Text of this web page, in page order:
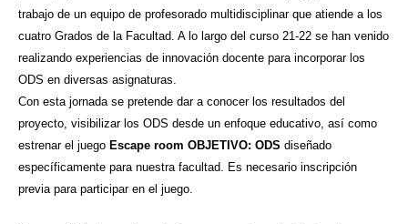
trabajo de un equipo de profesorado multidisciplinar que atiende a los
cuatro Grados de la Facultad. A lo largo del curso 21-22 se han venido
realizando experiencias de innovación docente para incorporar los
ODS en diversas asignaturas.
Con esta jornada se pretende dar a conocer los resultados del
proyecto, visibilizar los ODS desde un enfoque educativo, así como
estrenar el juego Escape room OBJETIVO: ODS diseñado
específicamente para nuestra facultad. Es necesario inscripción
previa para participar en el juego.